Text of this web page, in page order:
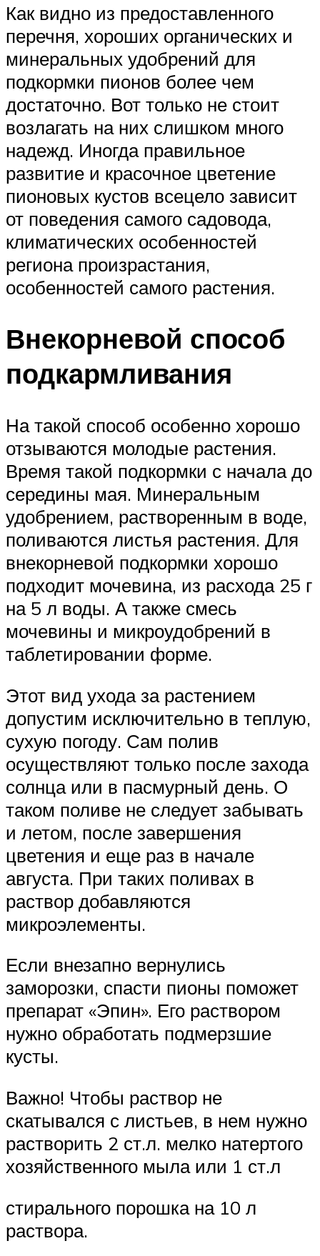
Как видно из предоставленного
перечня, хороших органических и
минеральных удобрений для
подкормки пионов более чем
достаточно. Вот только не стоит
возлагать на них слишком много
надежд. Иногда правильное
развитие и красочное цветение
пионовых кустов всецело зависит
от поведения самого садовода,
климатических особенностей
региона произрастания,
особенностей самого растения.
Внекорневой способ
подкармливания
На такой способ особенно хорошо
отзываются молодые растения.
Время такой подкормки с начала до
середины мая. Минеральным
удобрением, растворенным в воде,
поливаются листья растения. Для
внекорневой подкормки хорошо
подходит мочевина, из расхода 25 г
на 5 л воды. А также смесь
мочевины и микроудобрений в
таблетировании форме.
Этот вид ухода за растением
допустим исключительно в теплую,
сухую погоду. Сам полив
осуществляют только после захода
солнца или в пасмурный день. О
таком поливе не следует забывать
и летом, после завершения
цветения и еще раз в начале
августа. При таких поливах в
раствор добавляются
микроэлементы.
Если внезапно вернулись
заморозки, спасти пионы поможет
препарат «Эпин». Его раствором
нужно обработать подмерзшие
кусты.
Важно! Чтобы раствор не
скатывался с листьев, в нем нужно
растворить 2 ст.л. мелко натертого
хозяйственного мыла или 1 ст.л
стирального порошка на 10 л
раствора.